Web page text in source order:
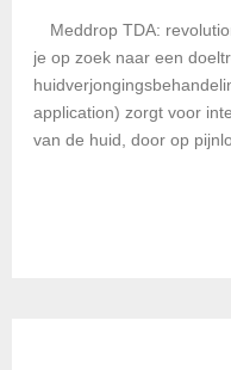
Meddrop TDA:
je op zoek naar een
application) zorgt voor
van de huid, door op